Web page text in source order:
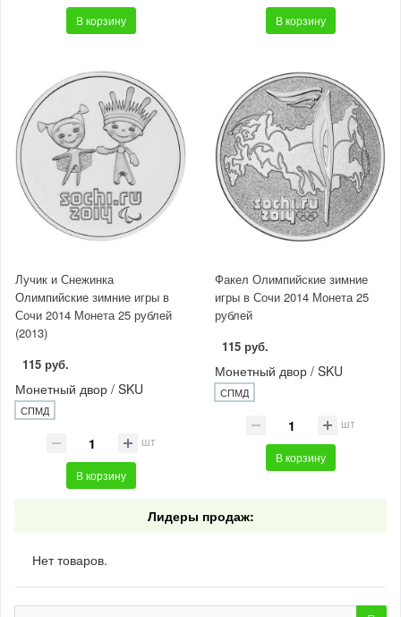
В корзину В корзину
Лучик и Снежинка
Олимпийские зимние игры в
Сочи 2014 Монета 25 рублей
(2013)
115 руб.
Монетный двор / SKU
СПМД
шт
В корзину
Факел Олимпийские зимние
игры в Сочи 2014 Монета 25
рублей
115 руб.
Монетный двор / SKU
СПМД
шт
В корзину
Лидеры продаж:
Нет товаров.